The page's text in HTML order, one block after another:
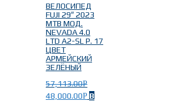
Найти
ВЕЛОСИПЕД
FUJI 29″ 2023
MTB МОД.
NEVADA 4.0
LTD A2-SL Р. 17
ЦВЕТ
АРМЕЙСКИЙ
ЗЕЛЁНЫЙ
57,113.00Р
48,000.00Р В